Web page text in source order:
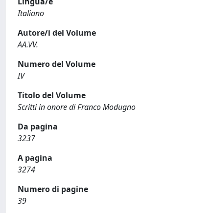
Italiano
Autore/i del Volume
AA.VV.
Numero del Volume
IV
Titolo del Volume
Scritti in onore di Franco Modugno
Da pagina
3237
A pagina
3274
Numero di pagine
39